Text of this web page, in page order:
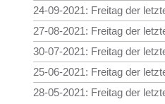
24-09-2021: Freitag der
27-08-2021: Freitag der
30-07-2021: Freitag der
25-06-2021: Freitag der
28-05-2021: Freitag der